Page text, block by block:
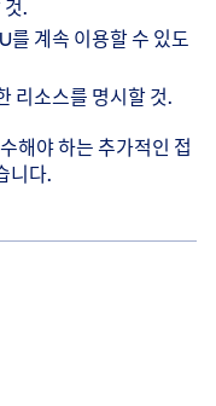
.
를 계속 이용할 수 있도
리소스를 명시할 것.
해야 하는 추가적인 접
니다.